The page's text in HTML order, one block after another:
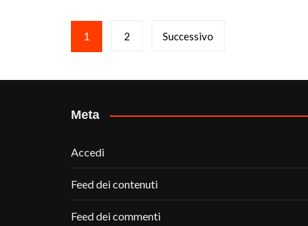
Paginazione
degli
articoli
1 2 Successivo
Meta
Accedi
Feed dei contenuti
Feed dei commenti